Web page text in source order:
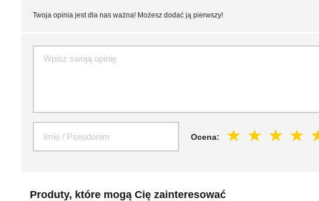
Twoja opinia jest dla nas ważna! Możesz dodać ją pierwszy!
Ocena:
Produty, które mogą Cię zainteresować